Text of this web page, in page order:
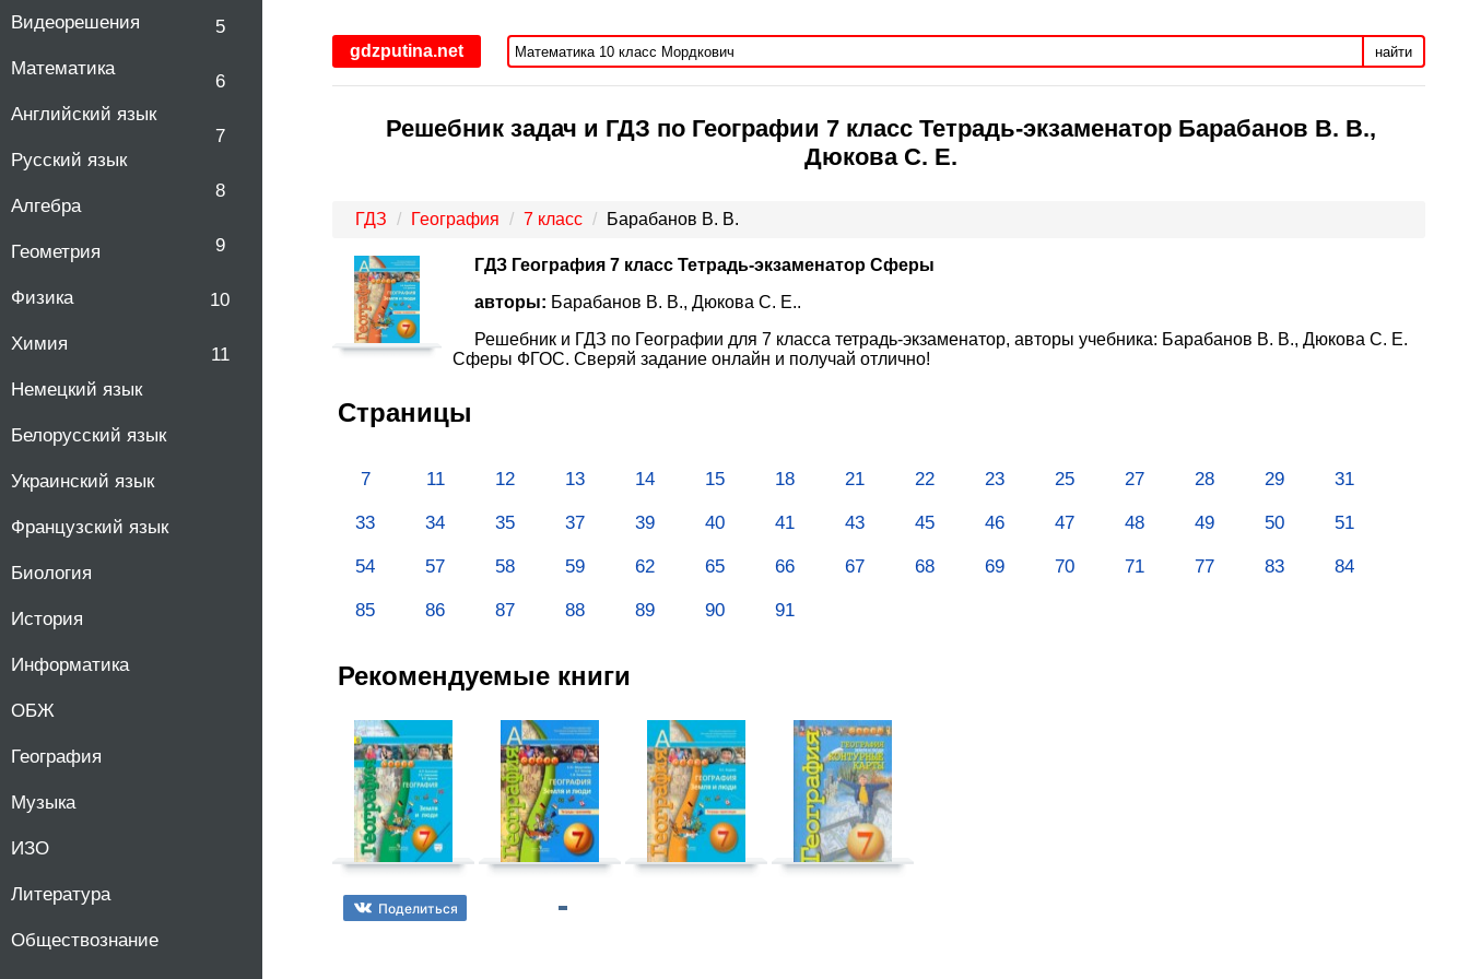
Видеорешения
Математика
Английский язык
Русский язык
Алгебра
Геометрия
Физика
Химия
Немецкий язык
Белорусский язык
Украинский язык
Французский язык
Биология
История
Информатика
ОБЖ
География
Музыка
ИЗО
Литература
Обществознание
5
6
7
8
9
10
11
gdzputina.net найти
Решебник задач и ГДЗ по Географии 7 класс Тетрадь-экзаменатор Барабанов В. В.,
Дюкова С. Е.
ГДЗ География 7 класс Барабанов В. В.
ГДЗ География 7 класс Тетрадь-экзаменатор Сферы
авторы: Барабанов В. В., Дюкова С. Е..
Решебник и ГДЗ по Географии для 7 класса тетрадь-экзаменатор, авторы учебника: Барабанов В. В., Дюкова С. Е.
Сферы ФГОС. Сверяй задание онлайн и получай отлично!
Страницы
7 11 12 13 14 15 18 21 22 23 25 27 28 29 31
33 34 35 37 39 40 41 43 45 46 47 48 49 50 51
54 57 58 59 62 65 66 67 68 69 70 71 77 83 84
85 86 87 88 89 90 91
Рекомендуемые книги
Поделиться